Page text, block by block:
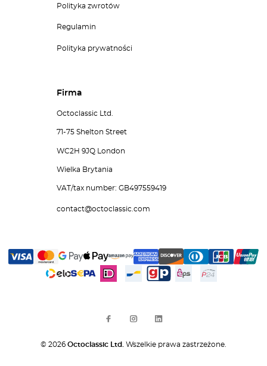
Polityka zwrotów
Regulamin
Polityka prywatności
Firma
Octoclassic Ltd.
71-75 Shelton Street
WC2H 9JQ London
Wielka Brytania
VAT/tax number: GB497559419
contact@octoclassic.com
© 2026 Octoclassic Ltd. Wszelkie prawa zastrzeżone.